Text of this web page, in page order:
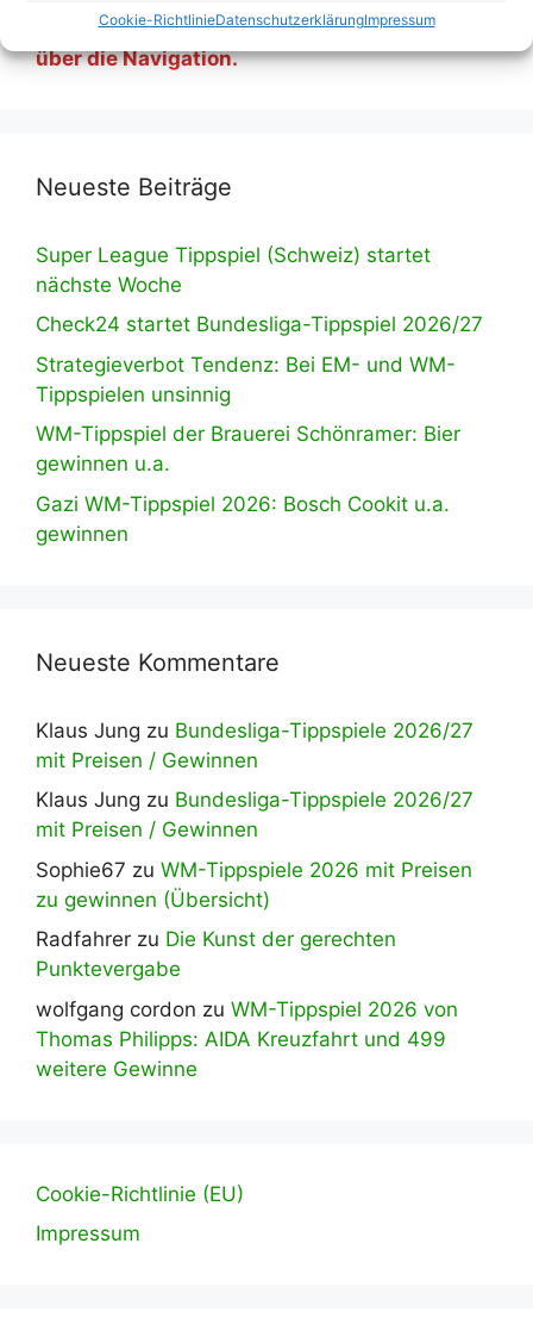
Cookie-RichtlinieDatenschutzerklärungImpressum
der entsprechenden Unterseite, erreichbar
über die Navigation.
Neueste Beiträge
Super League Tippspiel (Schweiz) startet
nächste Woche
Check24 startet Bundesliga-Tippspiel 2026/27
Strategieverbot Tendenz: Bei EM- und WM-
Tippspielen unsinnig
WM-Tippspiel der Brauerei Schönramer: Bier
gewinnen u.a.
Gazi WM-Tippspiel 2026: Bosch Cookit u.a.
gewinnen
Neueste Kommentare
Klaus Jung zu Bundesliga-Tippspiele 2026/27
mit Preisen / Gewinnen
Klaus Jung zu Bundesliga-Tippspiele 2026/27
mit Preisen / Gewinnen
Sophie67 zu WM-Tippspiele 2026 mit Preisen
zu gewinnen (Übersicht)
Radfahrer zu Die Kunst der gerechten
Punktevergabe
wolfgang cordon zu WM-Tippspiel 2026 von
Thomas Philipps: AIDA Kreuzfahrt und 499
weitere Gewinne
Cookie-Richtlinie (EU)
Impressum